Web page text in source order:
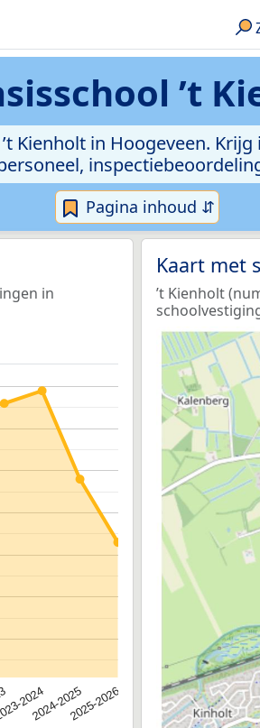
’t
Kienholt in Hoogeveen.
Pagina inhoud ⇵
in
2024
2024-20252025-2026
Kaart met
’t Kienholt